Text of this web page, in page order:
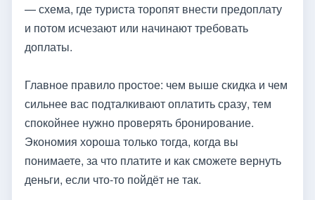
— схема, где туриста торопят внести предоплату
и потом исчезают или начинают требовать
доплаты.
Главное правило простое: чем выше скидка и чем
сильнее вас подталкивают оплатить сразу, тем
спокойнее нужно проверять бронирование.
Экономия хороша только тогда, когда вы
понимаете, за что платите и как сможете вернуть
деньги, если что-то пойдёт не так.